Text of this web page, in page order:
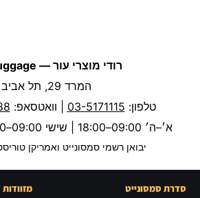
רודי מוצרי עור — My Luggage
המרד 29, תל אביב
טלפון: 03-5171115 | וואטסאפ:
א׳–ה׳ 09:00–18:00 | שישי 09:00–16:00 | שבת סגור
יבואן רשמי סמסונייט ואמריקן טוריסטר
סדרת סמסונייט